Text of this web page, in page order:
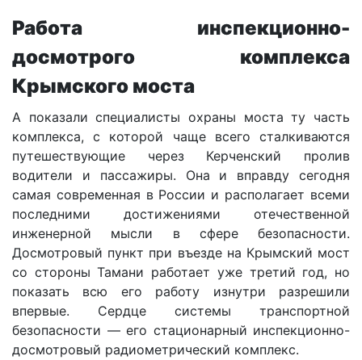
Работа инспекционно-
досмотрого комплекса
Крымского моста
А показали специалисты охраны моста ту часть
комплекса, с которой чаще всего сталкиваются
путешествующие через Керченский пролив
водители и пассажиры. Она и вправду сегодня
самая современная в России и располагает всеми
последними достижениями отечественной
инженерной мысли в сфере безопасности.
Досмотровый пункт при въезде на Крымский мост
со стороны Тамани работает уже третий год, но
показать всю его работу изнутри разрешили
впервые. Сердце системы транспортной
безопасности — его стационарный инспекционно-
досмотровый радиометрический комплекс.